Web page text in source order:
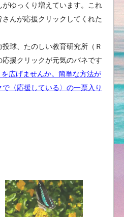
ゆっくり増えています。これ
んが応援クリックしてくれた
球、たのしい教育研究所（Ｒ
応援クリックが元気のバネです
広げませんか。簡単な方法が
〈応援している〉の一票入り